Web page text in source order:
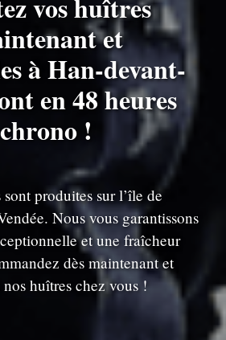
vos huîtres
et
à Han-devant-
en 48 heures
chrono !
produites sur l’île de
Nous vous garantissons
et une fraîcheur
dès maintenant et
huîtres chez vous !